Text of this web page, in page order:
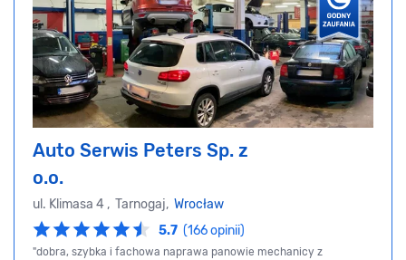
Auto Serwis Peters Sp. z
o.o.
ul. Klimasa 4 , Tarnogaj, Wrocław
5.7 (166 opinii)
"dobra, szybka i fachowa naprawa panowie mechanicy z